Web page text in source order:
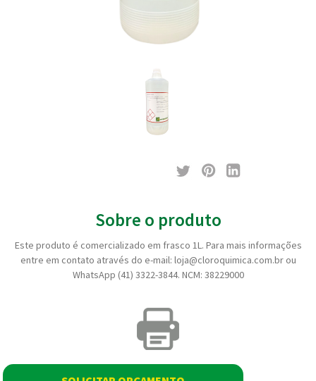
Sobre o produto
Este produto é comercializado em frasco 1L. Para mais informações
entre em contato através do e-mail: loja@cloroquimica.com.br ou
WhatsApp (41) 3322-3844. NCM: 38229000